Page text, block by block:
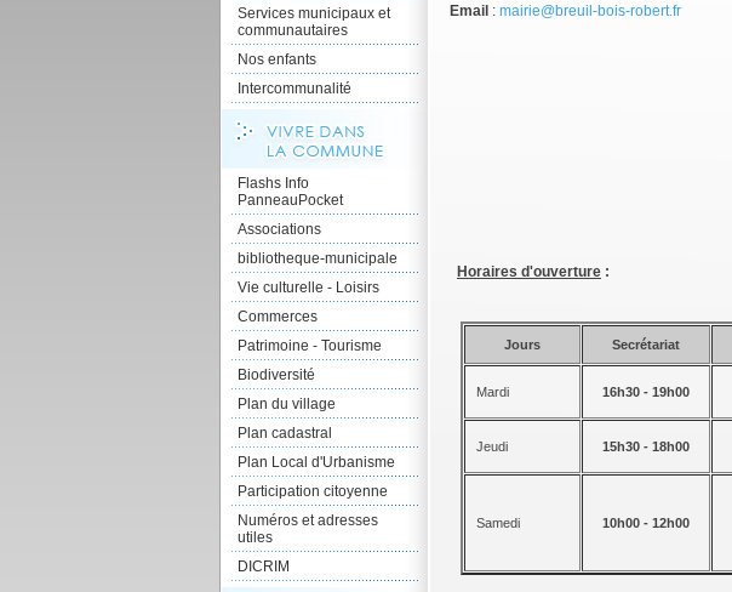
Services municipaux et
communautaires
Nos enfants
Intercommunalité
Flashs Info
PanneauPocket
Associations
bibliotheque-municipale
Vie culturelle - Loisirs
Commerces
Patrimoine - Tourisme
Biodiversité
Plan du village
Plan cadastral
Plan Local d'Urbanisme
Participation citoyenne
Numéros et adresses
utiles
DICRIM
Email : mairie@breuil-bois-robert.fr
Horaires d'ouverture :
Jours Secrétariat
Mardi 16h30 - 19h00
Jeudi 15h30 - 18h00
Samedi 10h00 - 12h00